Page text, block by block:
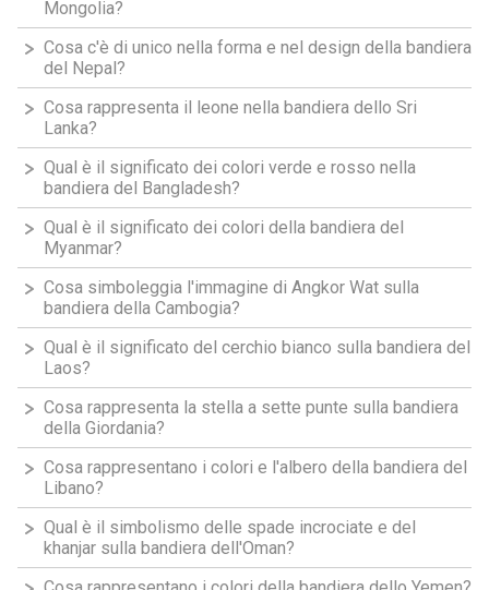
Mongolia?
Cosa c'è di unico nella forma e nel design della bandiera
del Nepal?
Cosa rappresenta il leone nella bandiera dello Sri
Lanka?
Qual è il significato dei colori verde e rosso nella
bandiera del Bangladesh?
Qual è il significato dei colori della bandiera del
Myanmar?
Cosa simboleggia l'immagine di Angkor Wat sulla
bandiera della Cambogia?
Qual è il significato del cerchio bianco sulla bandiera del
Laos?
Cosa rappresenta la stella a sette punte sulla bandiera
della Giordania?
Cosa rappresentano i colori e l'albero della bandiera del
Libano?
Qual è il simbolismo delle spade incrociate e del
khanjar sulla bandiera dell'Oman?